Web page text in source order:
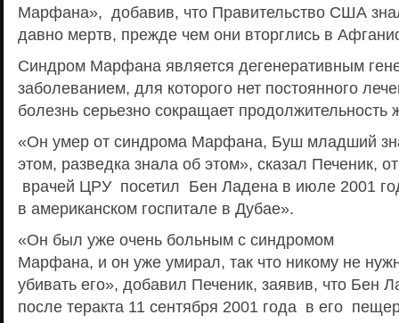
Марфана», добавив, что Правительство США
давно мертв, прежде чем они вторглись в
Синдром Марфана является дегенеративным
заболеванием, для которого нет постоянного
болезнь серьезно сокращает продолжительность
«Он умер от синдрома Марфана, Буш младший
этом, разведка знала об этом», сказал Печеник,
врачей ЦРУ посетил Бен Ладена в июле 2001
в американском госпитале в Дубае».
«Он был уже очень больным с синдромом
Марфана, и он уже умирал, так что никому не
убивать его», добавил Печеник, заявив, что Бен
после теракта 11 сентября 2001 года в его